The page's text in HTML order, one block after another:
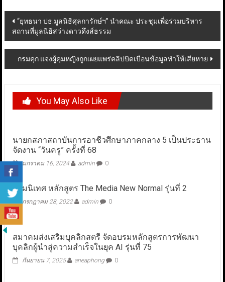
Post
navigation
“ยุทธนา ปธ.มูลนิธิศุลการักษ์ฯ” นำคณะ ประชุมเพื่อร่วมบริหาร
สถานที่มูลนิธิสว่างดาวดึงส์ธรรม
กรมคุก แจงผู้คุมหญิงถูกเผยแพร่คลิปบิดเบือนข้อมูลทำให้เสียหาย
You May Also Like
นายกสภาสถาบันการอาชีวศึกษาภาคกลาง 5 เป็นประธาน
จัดงาน “วันครู” ครั้งที่ 68
มกราคม 16, 2024 admin 0
ปฐมนิเทศ หลักสูตร The Media New Normal รุ่นที่ 2
กรกฎาคม 28, 2022 admin 0
สมาคมส่งเสริมบุคลิกสตรี จัดอบรมหลักสูตรการพัฒนา
บุคลิกผู้นำสู่ความสำเร็จในยุค AI รุ่นที่ 75
กันยายน 7, 2025 aneaphong 0